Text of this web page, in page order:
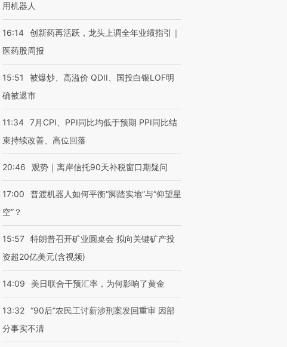
用机器人
16:14 创新药再活跃，龙头上调全年业绩指引｜
医药股周报
15:51
被爆炒、高溢价 QDII、国投白银LOF明
确被退市
11:34 7月CPI、PPI同比均低于预期 PPI同比结
束持续改善、高位回落
20:46 观势｜离岸信托90天补税窗口期疑问
17:00
普渡机器人如何平衡“脚踏实地”与“仰望星
空”？
15:57 特朗普召开矿业圆桌会 拟向关键矿产投
资超20亿美元(含视频)
14:09 美日联合干预汇率，为何影响了黄金
13:32 “90后”农民工讨薪涉刑案发回重审 因部
分事实不清